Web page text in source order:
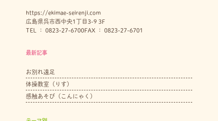
https://ekimae-seirenji.com
広島県呉市西中央1丁目3-9 3F
TEL ： 0823-27-6700FAX ： 0823-27-6701
最新記事
お別れ遠足
体操教室（りす）
感触あそび（こんにゃく）